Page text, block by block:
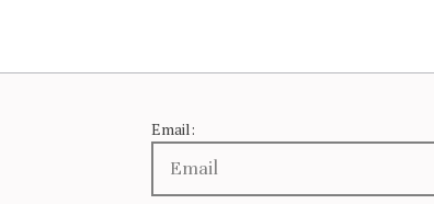
Email: